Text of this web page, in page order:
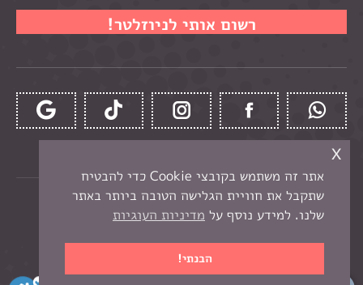
כל הזכויות שמורות לקרן -חנות יצירה בנתניה
תפריט תחתון
בניית אתר מכירות
אתר זה משתמש בקובצי Cookie כדי להבטיח
שתקבל את חוויית הגלישה הטובה ביותר באתר
שלנו. למידע נוסף על מדיניות העוגיות
הבנתי!
x